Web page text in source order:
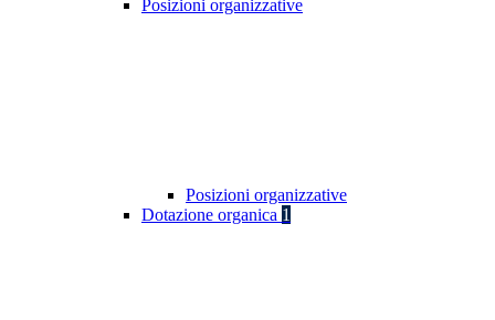
Posizioni organizzative
Posizioni organizzative
Dotazione organica 1